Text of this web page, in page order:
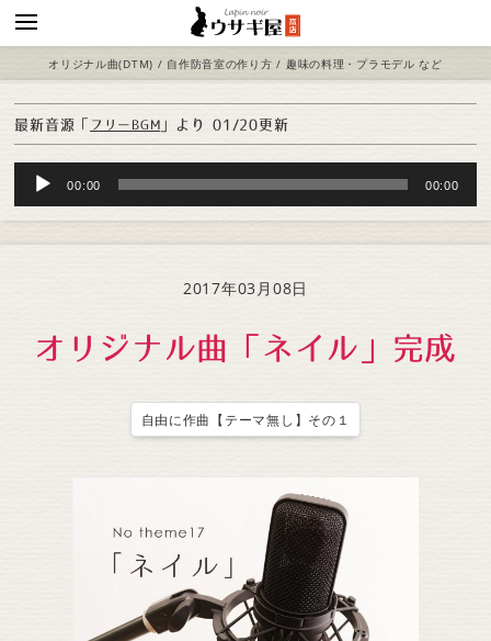
オリジナル曲(DTM) / 自作防音室の作り方 / 趣味の料理・プラモデル など
最新音源「 フリーBGM 」より 01/20更新
Audio
Player
00:00 00:00
2017年03月08日
オリジナル曲「ネイル」完成
自由に作曲【テーマ無し】その１